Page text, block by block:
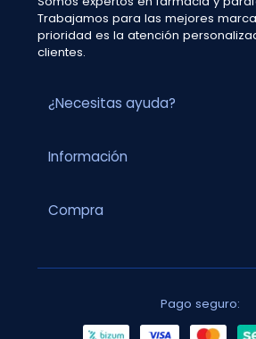
Trabajamos para las mejores
prioridad es la atención
clientes.
¿Necesitas ayuda?
Información
Compra
Pago seguro: